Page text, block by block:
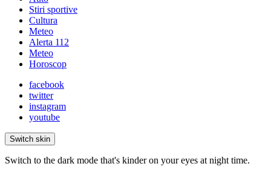
Stiri sportive
Cultura
Meteo
Alerta 112
Meteo
Horoscop
facebook
twitter
instagram
youtube
Switch skin
Switch to the dark mode that's kinder on your eyes at night time.